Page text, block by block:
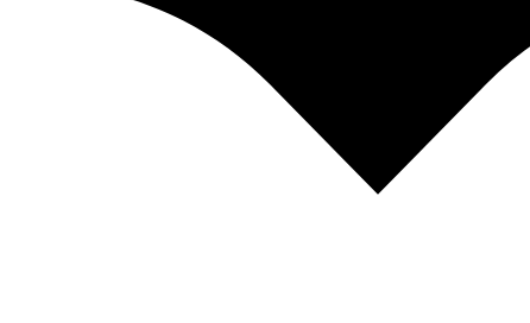
Новогодишни пакетчиња
Магнети и приврзоци
Филм
WPL производи